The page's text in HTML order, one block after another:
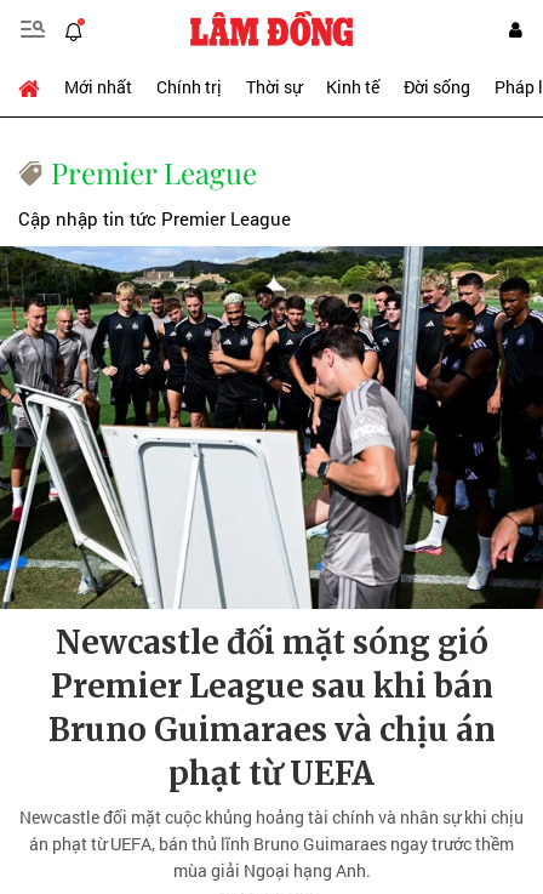
Mới nhất Chính trị Thời sự Kinh tế Đời sống Pháp
Premier League
Cập nhập tin tức Premier League
Newcastle đối mặt sóng gió
Premier League sau khi bán
Bruno Guimaraes và chịu án
phạt từ UEFA
Newcastle đối mặt cuộc khủng hoảng tài chính và nhân sự khi chịu
án phạt từ UEFA, bán thủ lĩnh Bruno Guimaraes ngay trước thềm
mùa giải Ngoại hạng Anh.